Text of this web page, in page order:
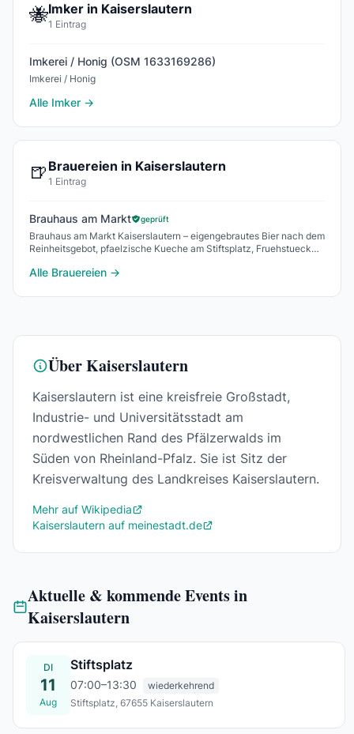
🐝Imker in Kaiserslautern
1 Eintrag
Imkerei / Honig (OSM 1633169286)
Imkerei / Honig
Alle Imker →
🍺 Brauereien in Kaiserslautern
1 Eintrag
Brauhaus am Markt geprüft
Brauhaus am Markt Kaiserslautern – eigengebrautes Bier nach dem
Reinheitsgebot, pfaelzische Kueche am Stiftsplatz, Fruehstueck
Alle Brauereien →
Über Kaiserslautern
Kaiserslautern ist eine kreisfreie Großstadt,
Industrie- und Universitätsstadt am
nordwestlichen Rand des Pfälzerwalds im
Süden von Rheinland-Pfalz. Sie ist Sitz der
Kreisverwaltung des Landkreises Kaiserslautern.
Mehr auf Wikipedia
Kaiserslautern auf meinestadt.de
Aktuelle & kommende Events in
Kaiserslautern
DI
11
Aug
Stiftsplatz
07:00–13:30
wiederkehrend
Stiftsplatz, 67655 Kaiserslautern